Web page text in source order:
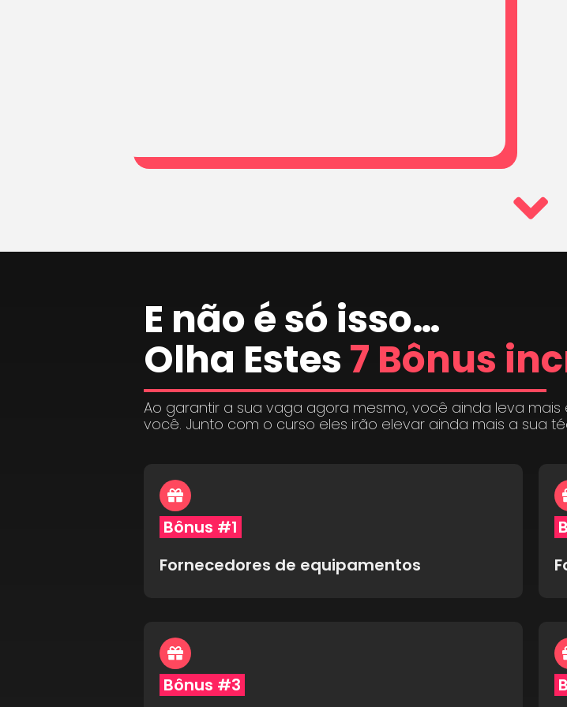
E não é só isso…
Olha Estes 7 Bônus
Ao garantir a sua vaga agora mesmo, você ainda leva
você. Junto com o curso eles irão elevar ainda mais a sua
Bônus #1
Fornecedores de equipamentos
Bônus #3